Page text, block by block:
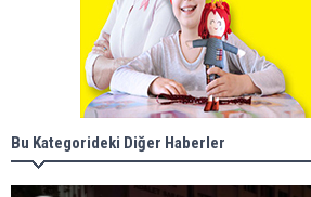
Bu Kategorideki Diğer Haberler